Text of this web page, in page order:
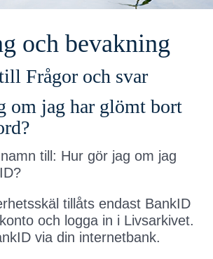
SVAR
och bevakning
Frågor och svar
om jag har glömt bort
till: Hur gör jag om jag
tillåts endast BankID
och logga in i Livsarkivet.
via din internetbank.